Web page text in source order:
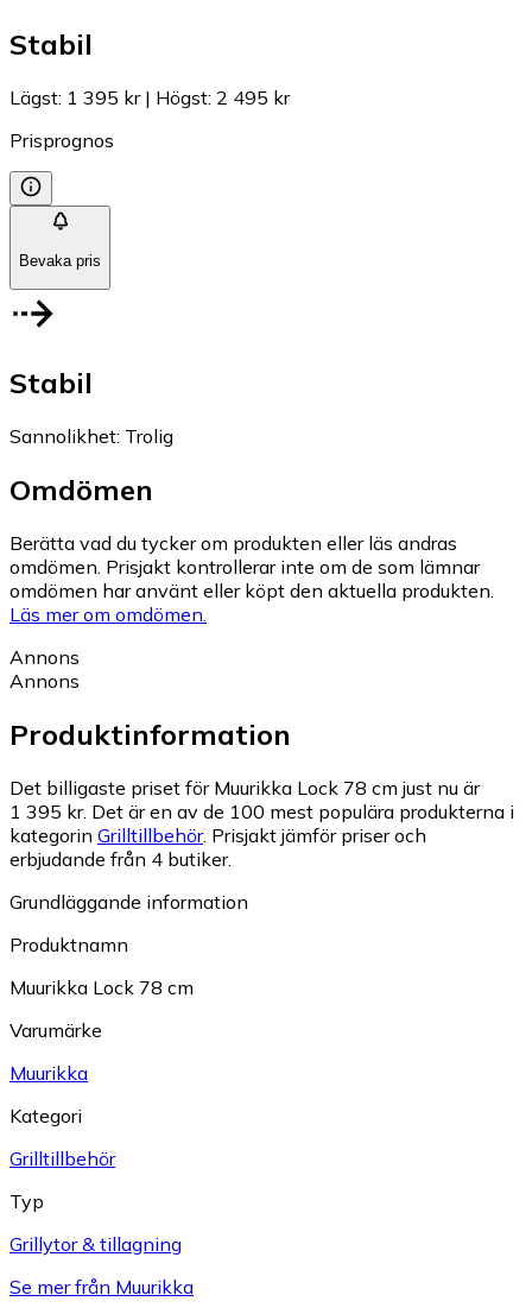
Stabil
Lägst: 1 395 kr| Högst: 2 495 kr
Prisprognos
Bevaka pris
Stabil
Sannolikhet: Trolig
Omdömen
Berätta vad du tycker om produkten eller läs andras
omdömen. Prisjakt kontrollerar inte om de som lämnar
omdömen har använt eller köpt den aktuella produkten.
Läs mer om omdömen.
Annons
Annons
Produktinformation
Det billigaste priset för Muurikka Lock 78 cm just nu är
1 395 kr. Det är en av de 100 mest populära produkterna i
kategorin Grilltillbehör. Prisjakt jämför priser och
erbjudande från 4 butiker.
Grundläggande information
Produktnamn
Muurikka Lock 78 cm
Varumärke
Muurikka
Kategori
Grilltillbehör
Typ
Grillytor & tillagning
Se mer från Muurikka